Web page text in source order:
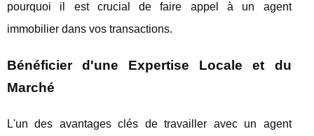
pourquoi il est crucial de faire appel à un agent
immobilier dans vos transactions.
Bénéficier d'une Expertise Locale et du
Marché
L'un des avantages clés de travailler avec un agent